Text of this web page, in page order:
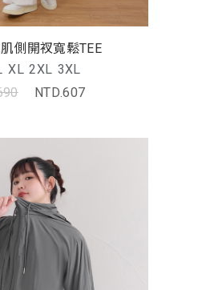
側開衩寬鬆TEE
XL 2XL 3XL
NTD.607